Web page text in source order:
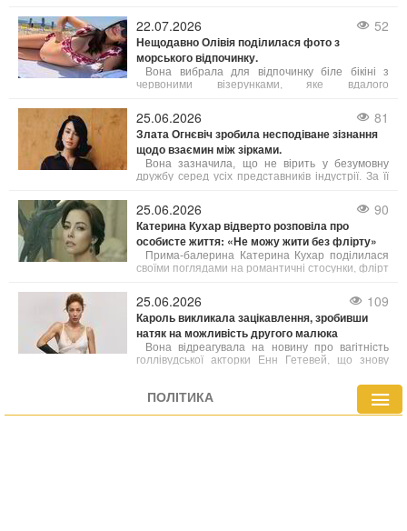
задумалася над тим, що означає успіх і на чому
він базується.
22.07.2026 52
Нещодавно Олівія поділилася фото з
морського відпочинку.
Вона вибрала для відпочинку біле бікіні з
червоними візерунками, яке вдалого
доповнила модними сонцезахисними окулярами
від Celine, а волосся залишила розпущеним.
25.06.2026 81
Злата Огнєвіч зробила несподіване зізнання
щодо взаємин між зірками.
Вона зазначила, що не вірить у безумовну
дружбу серед усіх представників індустрії. За її
взаємної поваги, підтримки та комунікації, але
далеко не всі хороші відносини можна назвати
справжньою дружбою.
25.06.2026 90
Катерина Кухар відверто розповіла про
особисте життя: «Не можу жити без флірту»
Прима-балерина Катерина Кухар поділилася
своїми поглядами на романтичні стосунки, флірт
25.06.2026 109
Кароль викликала зацікавлення, зробивши
натяк на можливість другого малюка
Вона відреагувала на новину про вагітність
голлівудської акторки Енн Гетевей, що знову
ПОЛІТИКА